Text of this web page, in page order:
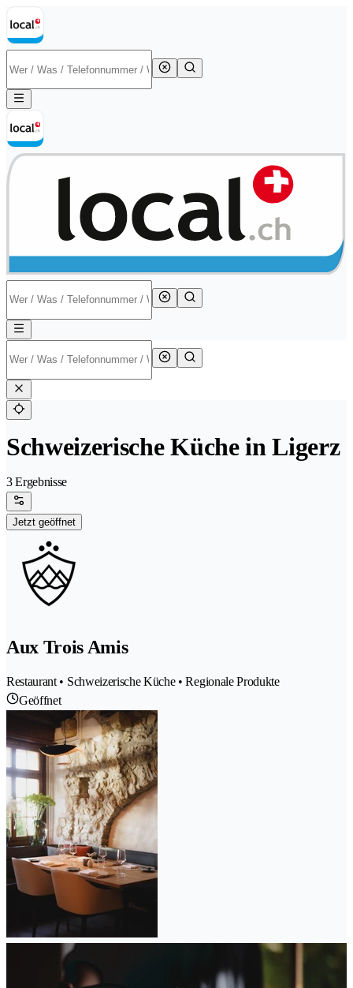
Schweizerische Küche in Ligerz
3 Ergebnisse
Jetzt geöffnet
Aux Trois Amis
Restaurant • Schweizerische Küche • Regionale Produkte
Geöffnet